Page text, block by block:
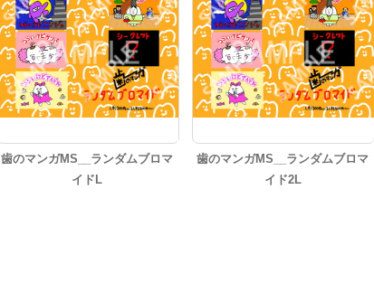
歯のマンガMS__ランダムブロマ
イドL
歯のマンガMS__ランダムブロマ
イド2L